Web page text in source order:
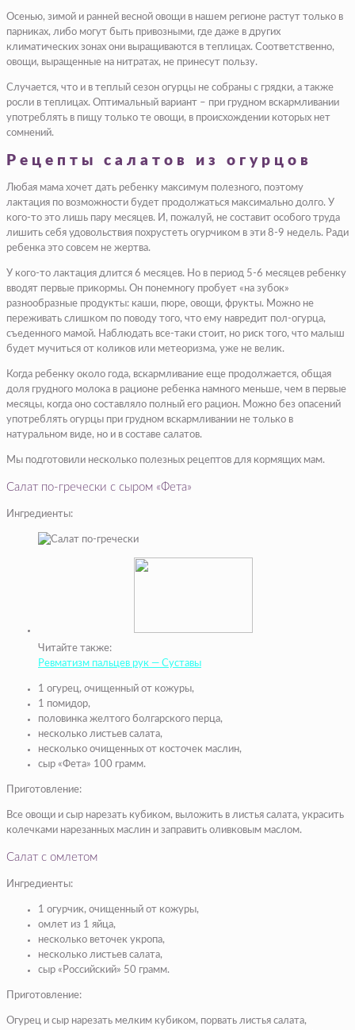
Осенью, зимой и ранней весной овощи в нашем регионе растут только в
парниках, либо могут быть привозными, где даже в других
климатических зонах они выращиваются в теплицах. Соответственно,
овощи, выращенные на нитратах, не принесут пользу.
Случается, что и в теплый сезон огурцы не собраны с грядки, а также
росли в теплицах. Оптимальный вариант – при грудном вскармливании
употреблять в пищу только те овощи, в происхождении которых нет
сомнений.
Рецепты салатов из огурцов
Любая мама хочет дать ребенку максимум полезного, поэтому
лактация по возможности будет продолжаться максимально долго. У
кого-то это лишь пару месяцев. И, пожалуй, не составит особого труда
лишить себя удовольствия похрустеть огурчиком в эти 8-9 недель. Ради
ребенка это совсем не жертва.
У кого-то лактация длится 6 месяцев. Но в период 5-6 месяцев ребенку
вводят первые прикормы. Он понемногу пробует «на зубок»
разнообразные продукты: каши, пюре, овощи, фрукты. Можно не
переживать слишком по поводу того, что ему навредит пол-огурца,
съеденного мамой. Наблюдать все-таки стоит, но риск того, что малыш
будет мучиться от коликов или метеоризма, уже не велик.
Когда ребенку около года, вскармливание еще продолжается, общая
доля грудного молока в рационе ребенка намного меньше, чем в первые
месяцы, когда оно составляло полный его рацион. Можно без опасений
употреблять огурцы при грудном вскармливании не только в
натуральном виде, но и в составе салатов.
Мы подготовили несколько полезных рецептов для кормящих мам.
Салат по-гречески с сыром «Фета»
Ингредиенты:
Читайте также:
Ревматизм пальцев рук — Суставы
1 огурец, очищенный от кожуры,
1 помидор,
половинка желтого болгарского перца,
несколько листьев салата,
несколько очищенных от косточек маслин,
сыр «Фета» 100 грамм.
Приготовление:
Все овощи и сыр нарезать кубиком, выложить в листья салата, украсить
колечками нарезанных маслин и заправить оливковым маслом.
Салат с омлетом
Ингредиенты:
1 огурчик, очищенный от кожуры,
омлет из 1 яйца,
несколько веточек укропа,
несколько листьев салата,
сыр «Российский» 50 грамм.
Приготовление:
Огурец и сыр нарезать мелким кубиком, порвать листья салата,